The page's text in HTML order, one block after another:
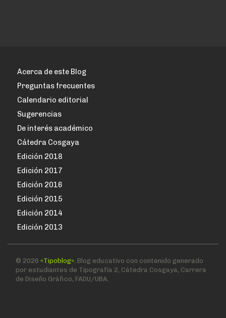
Acerca de este Blog
Preguntas frecuentes
Calendario editorial
Sugerencias
De interés académico
Cátedra Cosgaya
Edición 2018
Edición 2017
Edición 2016
Edición 2015
Edición 2014
Edición 2013
© 2026 «Tipoblog». Blog educativo con contenido generado
por estudiantes de Tipografía 2, Cátedra Cosgaya, Carrera
de Diseño Gráfico, FADU/UBA.